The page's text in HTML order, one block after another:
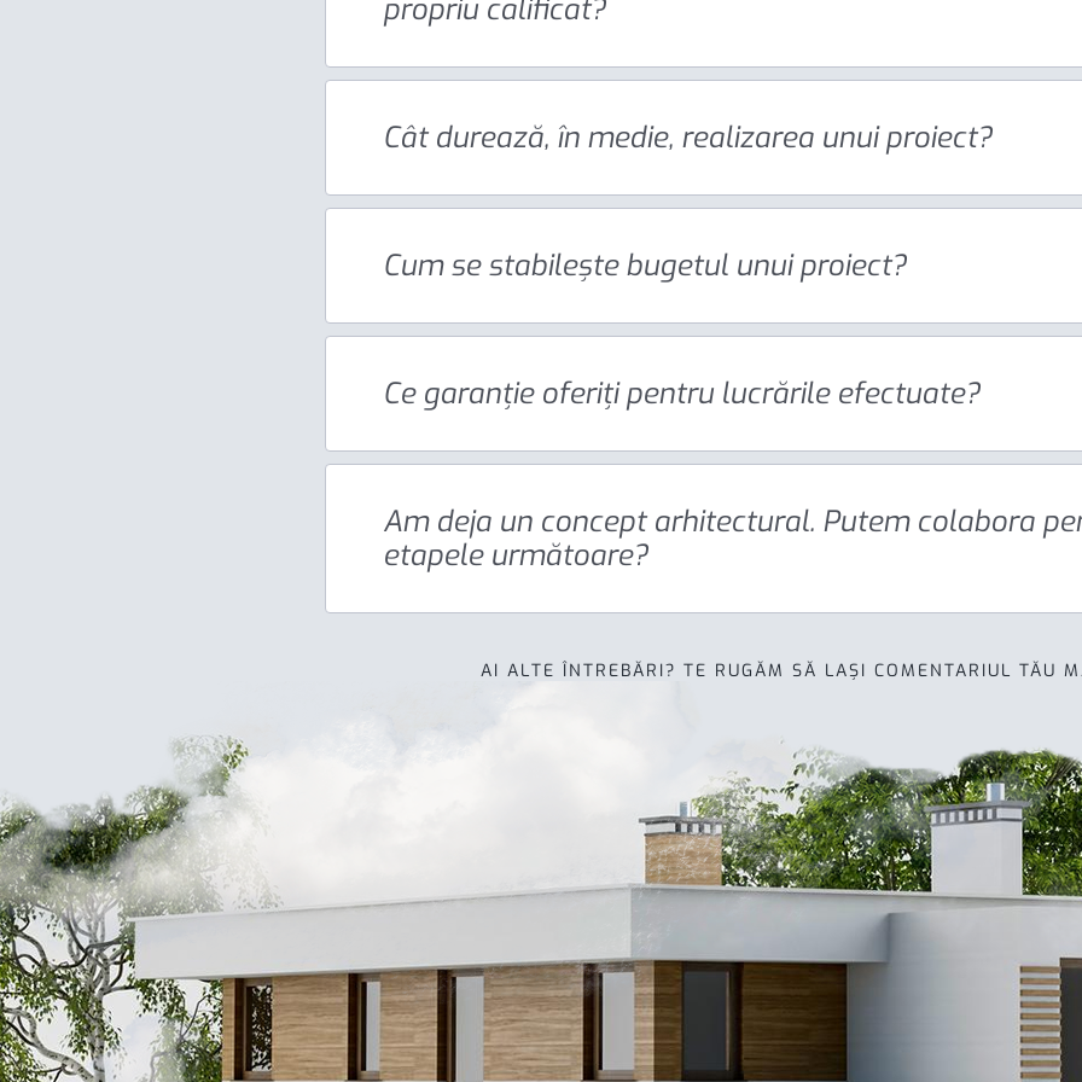
propriu calificat?
Cât durează, în medie, realizarea unui proiect?
Cum se stabilește bugetul unui proiect?
Ce garanție oferiți pentru lucrările efectuate?
Am deja un concept arhitectural. Putem colabora
etapele următoare?
AI ALTE ÎNTREBĂRI? TE RUGĂM SĂ LAȘI COMENTARIUL TĂU